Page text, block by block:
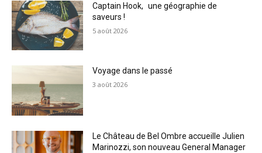
Captain Hook, une géographie de
saveurs !
5 août 2026
Voyage dans le passé
3 août 2026
Le Château de Bel Ombre accueille Julien
Marinozzi, son nouveau General Manager